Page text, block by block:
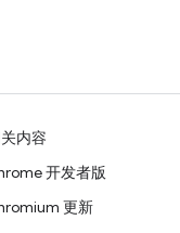
内容
开发者版
更新